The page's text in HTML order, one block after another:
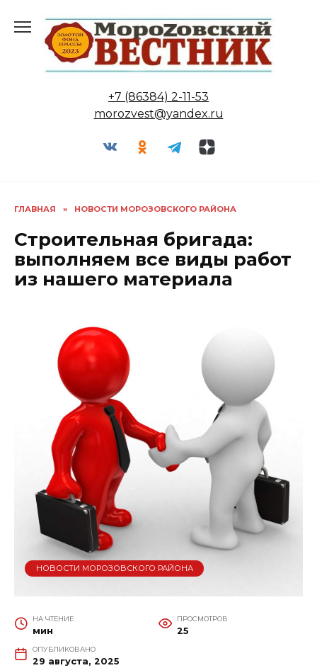
содержанию
+7 (86384) 2-11-53
morozvest@yandex.ru
ГЛАВНАЯ » НОВОСТИ МОРОЗОВСКОГО РАЙОНА
Строительная бригада:
выполняем все виды работ
из нашего материала
НОВОСТИ МОРОЗОВСКОГО РАЙОНА
НА ЧТЕНИЕ
мин
ПРОСМОТРОВ
25
ОПУБЛИКОВАНО
29 августа, 2025